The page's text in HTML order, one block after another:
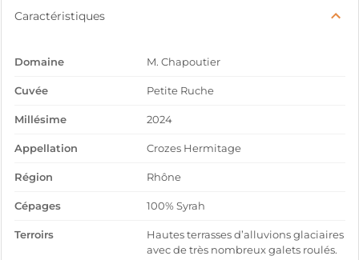
Caractéristiques
Domaine M. Chapoutier
Cuvée Petite Ruche
Millésime 2024
Appellation Crozes Hermitage
Région Rhône
Cépages 100% Syrah
Terroirs
Hautes terrasses d’alluvions glaciaires
avec de très nombreux galets roulés.